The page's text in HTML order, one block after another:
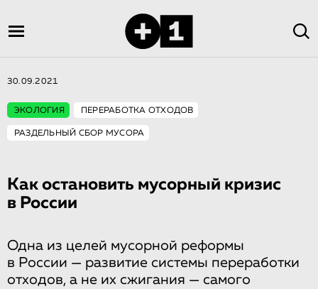
30.09.2021
ЭКОЛОГИЯ ПЕРЕРАБОТКА ОТХОДОВ
РАЗДЕЛЬНЫЙ СБОР МУСОРА
Как остановить мусорный кризис
в России
Одна из целей мусорной реформы
в России — развитие системы переработки
отходов, а не их сжигания — самого